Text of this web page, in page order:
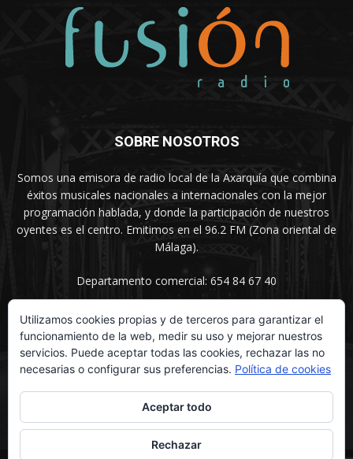
SOBRE NOSOTROS
Somos una emisora de radio local de la Axarquía que combina
éxitos musicales nacionales a internacionales con la mejor
programación hablada, y donde la participación de nuestros
oyentes es el centro. Emitimos en el 96.2 FM (Zona oriental de
Málaga).
Departamento comercial: 654 84 67 40
SÍGUENOS
Utilizamos cookies propias y de terceros para garantizar el
funcionamiento de la web, medir su uso y mejorar nuestros
servicios. Puede aceptar todas las cookies, rechazar las no
necesarias o configurar sus preferencias. Política de cookies
Aceptar todo
Rechazar